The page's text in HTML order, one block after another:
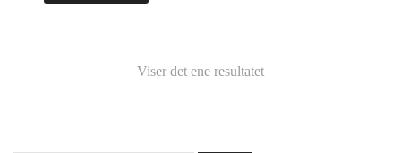
Viser det ene resultatet